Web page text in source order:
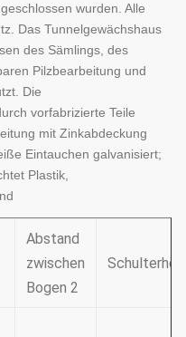
wurden. Alle
Das Tunnelgewächshaus
des Sämlings, des
Pilzbearbeitung und
Die
vorfabrizierte Teile
mit Zinkabdeckung
Eintauchen galvanisiert;
Plastik,
Abstand
zwischen
Bogen 2